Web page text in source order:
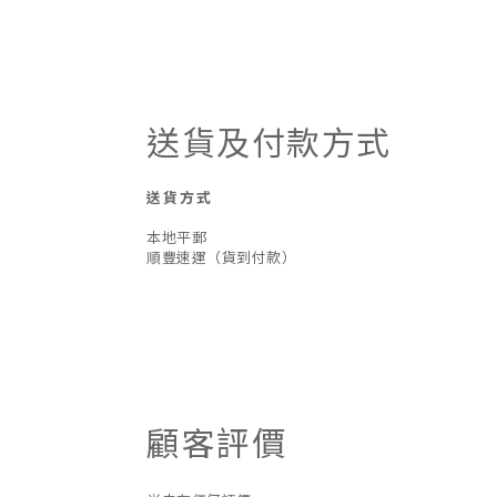
送貨及付款方式
送貨方式
本地平郵
順豐速運（貨到付款）
顧客評價